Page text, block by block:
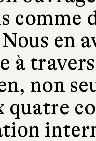
comme
en
à
non
quatre